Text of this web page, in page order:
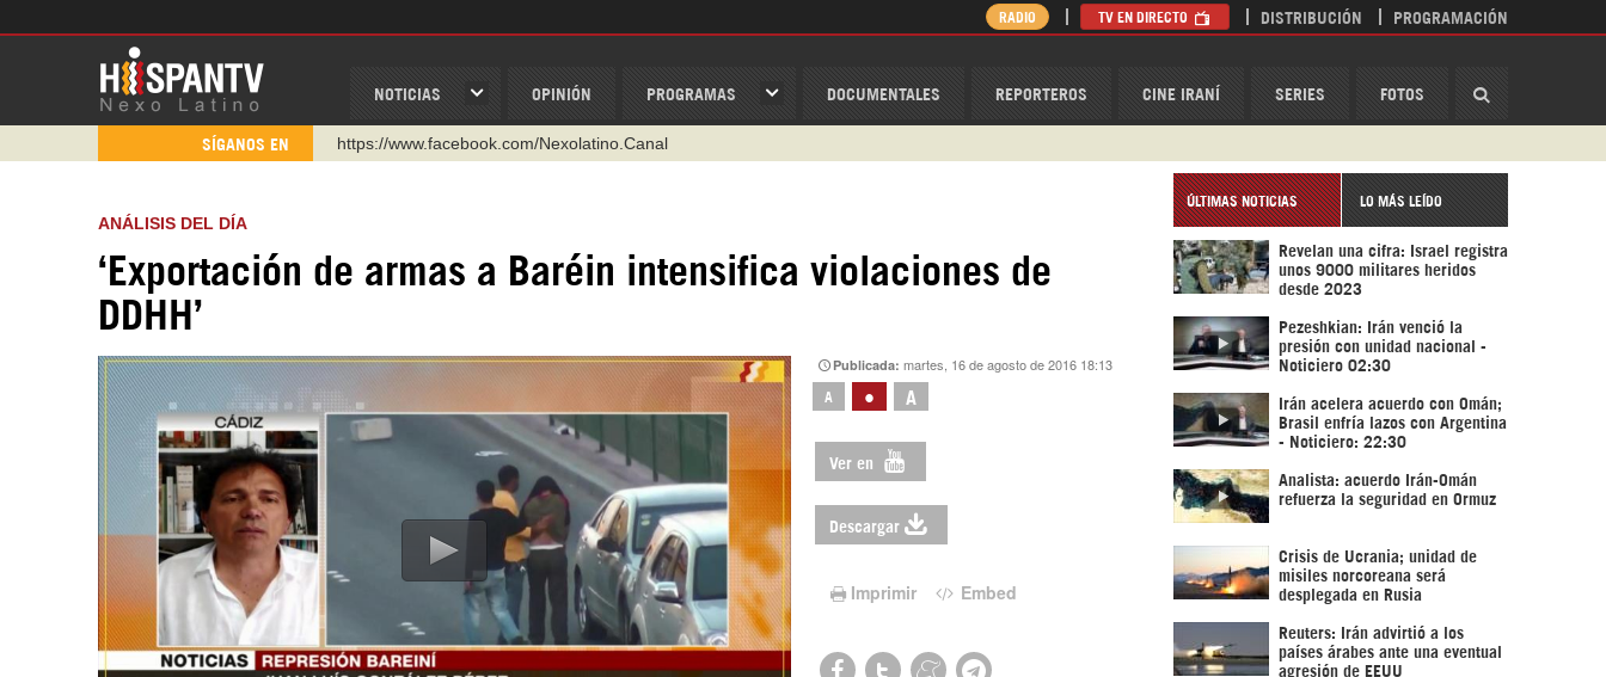
NOTICIAS OPINIÓN PROGRAMAS DOCUMENTALES REPORTEROS CINE IRANÍ SERIES FOTOS
RADIO TV EN DIRECTO DISTRIBUCIÓN PROGRAMACIÓN
SÍGANOS EN
https://www.facebook.com/Nexolatino.Canal
https://urmedium.com/c/hispantv
Instagram como: hispan_tv
ANÁLISIS DEL DÍA
‘Exportación de armas a Baréin intensifica violaciones de
DDHH’
Publicada:martes, 16 de agosto de 2016 18:13
A • A
Ver en
Descargar
Imprimir Embed
ÚLTIMAS NOTICIAS LO MÁS LEÍDO
Revelan una cifra: Israel registra
unos 9000 militares heridos
desde 2023
Pezeshkian: Irán venció la
presión con unidad nacional -
Noticiero 02:30
Irán acelera acuerdo con Omán;
Brasil enfría lazos con Argentina
- Noticiero: 22:30
Analista: acuerdo Irán-Omán
refuerza la seguridad en Ormuz
Crisis de Ucrania; unidad de
misiles norcoreana será
desplegada en Rusia
Reuters: Irán advirtió a los
países árabes ante una eventual
agresión de EEUU